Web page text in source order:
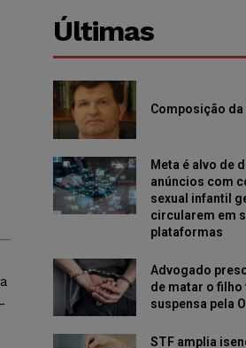
Últimas
Composição
Meta é alvo de
anúncios com
sexual infantil
circularem em
plataformas
Advogado
de matar o
suspensa pela
STF amplia